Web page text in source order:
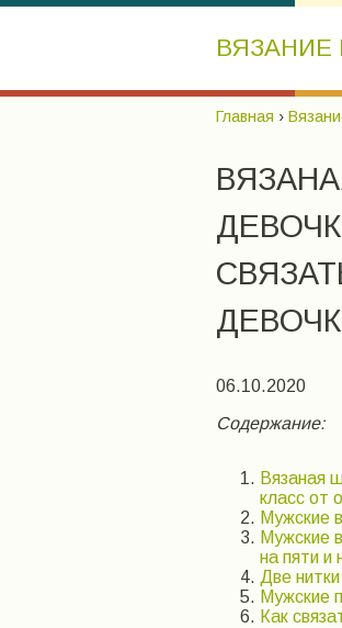
ВЯЗАНИЕ
Главная ›
06.10.2020
Содержание:
Вязаная
класс от
Мужские
Мужские
на пяти и
Две нитки
Мужские
Как